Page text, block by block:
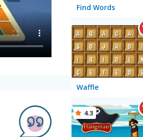
Find Words
Waffle
4.3